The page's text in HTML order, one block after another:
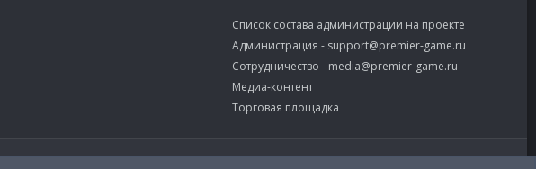
Список состава администрации на проекте
Администрация - support@premier-game.ru
Сотрудничество - media@premier-game.ru
Медиа-контент
Торговая площадка